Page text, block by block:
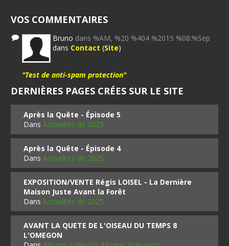
VOS COMMENTAIRES
Bruno dans %AM, %20 %404 %2015 %08:%Sep
dans Contact (Site)
"Test de anti-spam protection"
DERNIÈRES PAGES CRÉES SUR LE SITE
Après la Quête - Épisode 5
DansActualités de 2025
Après la Quête - Épisode 4
DansActualités de 2025
EXPOSITION/VENTE Régis LOISEL - La Dernière
Maison Juste Avant la Forêt
DansActualités de 2025
AVANT LA QUETE DE L'OISEAU DU TEMPS 8
L'OMEGON